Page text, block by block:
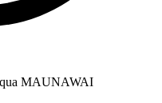
MAUNAWAI